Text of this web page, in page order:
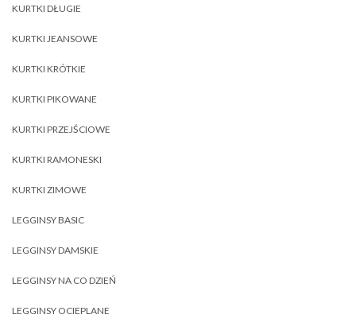
KURTKI DŁUGIE
KURTKI JEANSOWE
KURTKI KRÓTKIE
KURTKI PIKOWANE
KURTKI PRZEJŚCIOWE
KURTKI RAMONESKI
KURTKI ZIMOWE
LEGGINSY BASIC
LEGGINSY DAMSKIE
LEGGINSY NA CO DZIEŃ
LEGGINSY OCIEPLANE